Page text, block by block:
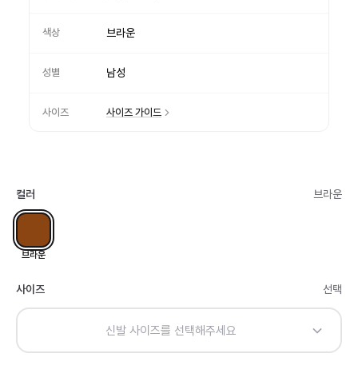
색상 브라운
성별 남성
사이즈 사이즈 가이드
컬러 브라운
브라운
사이즈 선택
신발 사이즈를 선택해주세요